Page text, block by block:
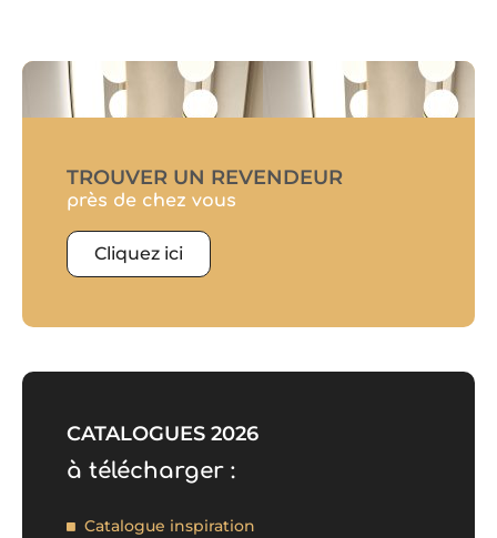
TROUVER UN REVENDEUR
près de chez vous
Cliquez ici
CATALOGUES 2026
à télécharger :
Catalogue inspiration